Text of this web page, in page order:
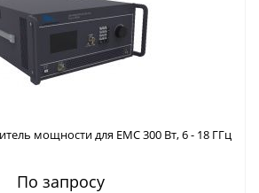
мощности для ЕМС 300 Вт, 6 - 18 ГГц
По запросу